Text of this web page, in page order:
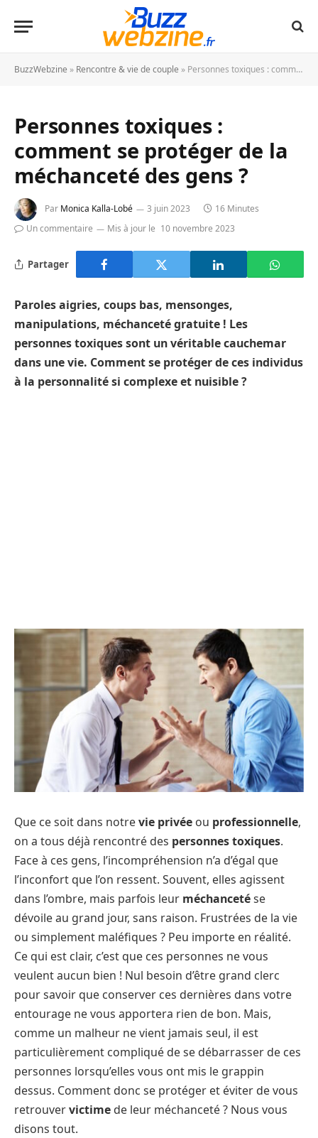
BuzzWebzine » Rencontre & vie de couple » Personnes toxiques : comment se protéger de la méchanceté des gens ?
Personnes toxiques :
comment se protéger de la
méchanceté des gens ?
Par Monica Kalla-Lobé 3 juin 2023
16 Minutes
Un commentaire
Mis à jour le 10 novembre 2023
Partager
Paroles aigries, coups bas, mensonges,
manipulations, méchanceté gratuite ! Les
personnes toxiques sont un véritable cauchemar
dans une vie. Comment se protéger de ces individus
à la personnalité si complexe et nuisible ?
Que ce soit dans notrevie privée ou professionnelle,
on a tous déjà rencontré des personnes toxiques.
Face à ces gens, l’incompréhension n’a d’égal que
l’inconfort que l’on ressent. Souvent, elles agissent
dans l’ombre, mais parfois leur méchancetése
dévoile au grand jour, sans raison. Frustrées de la vie
ou simplement maléfiques ? Peu importe en réalité.
Ce qui est clair, c’est que ces personnes ne vous
veulent aucun bien ! Nul besoin d’être grand clerc
pour savoir que conserver ces dernières dans votre
entourage ne vous apportera rien de bon. Mais,
comme un malheur ne vient jamais seul, il est
particulièrement compliqué de se débarrasser de ces
personnes lorsqu’elles vous ont mis le grappin
dessus. Comment donc se protéger et éviter de vous
retrouvervictime de leur méchanceté ? Nous vous
disons tout.